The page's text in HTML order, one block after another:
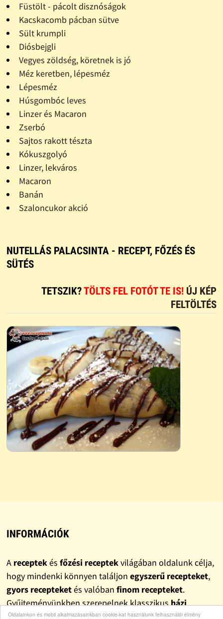
Oldalainkon és mobil alkalmazásainkban cookie-kat használunk felhasználói élmény
Füstölt - pácolt disznóságok
Kacskacomb pácban sütve
Sült krumpli
Diósbejgli
Vegyes zöldség, köretnek is jó
Méz keretben, lépesméz
Lépesméz
Húsgombóc leves
Linzer és Macaron
Zserbó
Sajtos rakott tészta
Kókuszgolyó
Linzer, lekváros
Macaron
Banán
Szaloncukor akció
NUTELLÁS PALACSINTA - RECEPT, FŐZÉS ÉS
SÜTÉS
TETSZIK?TÖLTS FEL FOTÓT TE IS! ÚJ KÉP
FELTÖLTÉS
INFORMÁCIÓK
A receptekés főzési receptekvilágában oldalunk célja,
hogy mindenki könnyen találjon egyszerű recepteket,
gyors recepteketés valóban finom recepteket.
Gyűjteményünkben szerepelnek klasszikusházi
receptek, változatosebéd receptekésvacsora